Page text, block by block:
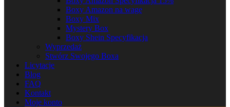
Boxy Amazon na wagę
Boxy Mix
Mystery Box
Boxy Shein Specyfikacja
Wyprzedaż
Stwórz Swojego Boxa
Licytacje
Blog
FAQ
Kontakt
Moje konto